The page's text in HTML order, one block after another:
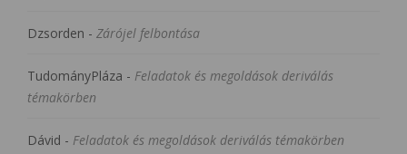
Dzsorden - Zárójel felbontása
TudományPláza - Feladatok és megoldások deriválás
témakörben
Dávid - Feladatok és megoldások deriválás témakörben